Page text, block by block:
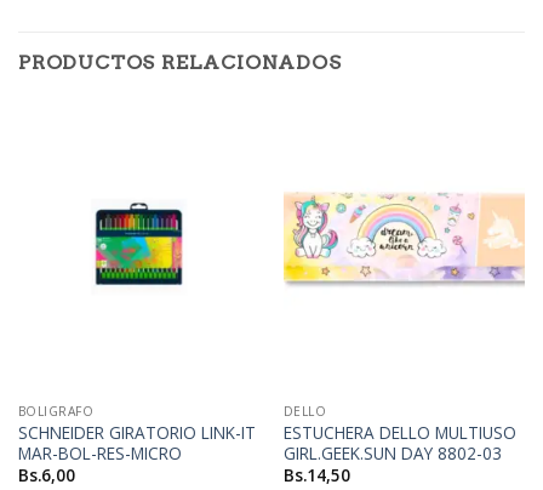
PRODUCTOS RELACIONADOS
BOLIGRAFO
SCHNEIDER GIRATORIO LINK-IT
MAR-BOL-RES-MICRO
Bs.6,00
DELLO
ESTUCHERA DELLO MULTIUSO
GIRL.GEEK.SUN DAY 8802-03
Bs.14,50